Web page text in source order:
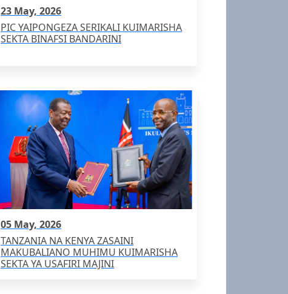
23 May, 2026
PIC YAIPONGEZA SERIKALI KUIMARISHA
SEKTA BINAFSI BANDARINI
05 May, 2026
TANZANIA NA KENYA ZASAINI
MAKUBALIANO MUHIMU KUIMARISHA
SEKTA YA USAFIRI MAJINI